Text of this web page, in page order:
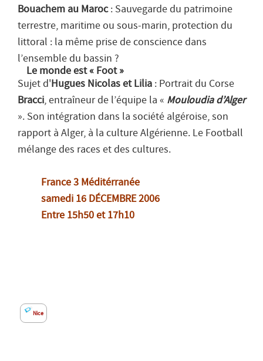
Bouachem au Maroc: Sauvegarde du patrimoine
terrestre, maritime ou sous-marin, protection du
littoral : la même prise de conscience dans
l’ensemble du bassin ?
Le monde est « Foot »
Sujet d'Hugues Nicolas et Lilia : Portrait du Corse
Bracci, entraîneur de l’équipe la « Mouloudia d’Alger
». Son intégration dans la société algéroise, son
rapport à Alger, à la culture Algérienne. Le Football
mélange des races et des cultures.
France 3 Méditérranée
samedi 16 DÉCEMBRE 2006
Entre 15h50 et 17h10
Nice